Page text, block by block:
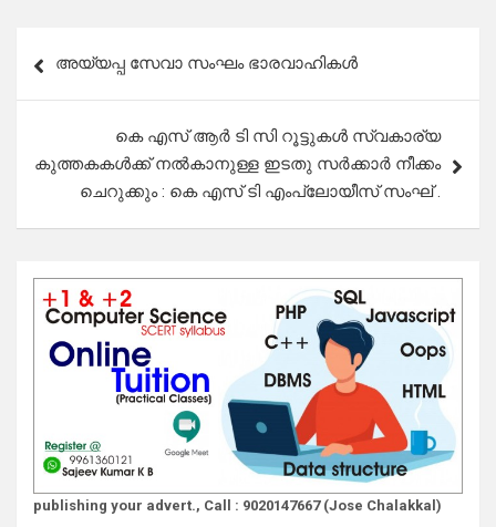
navigation
അയ്യപ്പ സേവാ സംഘം ഭാരവാഹികൾ
കെ എസ് ആർ ടി സി റൂട്ടുകൾ സ്വകാര്യ
കുത്തകകൾക്ക് നൽകാനുള്ള ഇടതു സർക്കാർ നീക്കം
ചെറുക്കും : കെ എസ് ടി എംപ്ലോയീസ് സംഘ് .
publishing your advert., Call : 9020147667 (Jose Chalakkal)